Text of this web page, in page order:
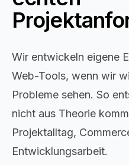
Wir entwickeln eigene
Web-Tools, wenn wir
Probleme sehen. So
nicht aus Theorie
Projektalltag,
Entwicklungsarbeit.